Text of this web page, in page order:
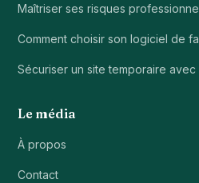
Maîtriser ses risques
Comment choisir son logiciel de
Sécuriser un site temporaire
Le média
À propos
Contact